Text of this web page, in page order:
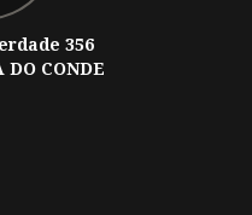
356
DO CONDE